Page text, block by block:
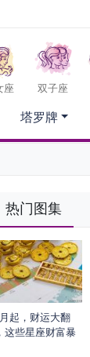
座 双子座
塔罗牌
热门图集
起，财运大翻
这些星座财富暴